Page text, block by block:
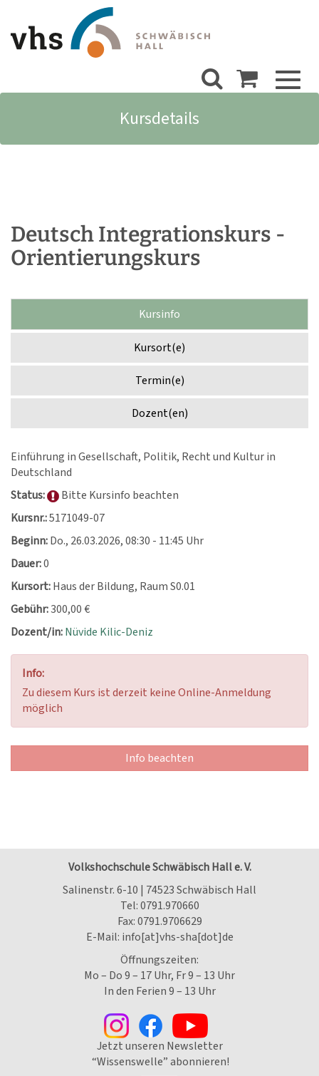
Kursdetails
Deutsch Integrationskurs -
Orientierungskurs
Kursinfo
Kursort(e)
Termin(e)
Dozent(en)
Einführung in Gesellschaft, Politik, Recht und Kultur in
Deutschland
Status:
Bitte Kursinfo beachten
Kursnr.:5171049-07
Beginn:Do., 26.03.2026, 08:30 - 11:45 Uhr
Dauer:0
Kursort:Haus der Bildung, Raum S0.01
Gebühr:300,00 €
Dozent/in:Nüvide Kilic-Deniz
Info:
Zu diesem Kurs ist derzeit keine Online-Anmeldung
möglich
Info beachten
Volkshochschule Schwäbisch Hall e. V.
Salinenstr. 6-10 | 74523 Schwäbisch Hall
Tel:0791.970660
Fax: 0791.9706629
E-Mail: info[at]vhs-sha[dot]de
Öffnungszeiten:
Mo – Do 9 – 17 Uhr, Fr 9 – 13 Uhr
In den Ferien 9 – 13 Uhr
Jetzt unseren Newsletter
“Wissenswelle” abonnieren!